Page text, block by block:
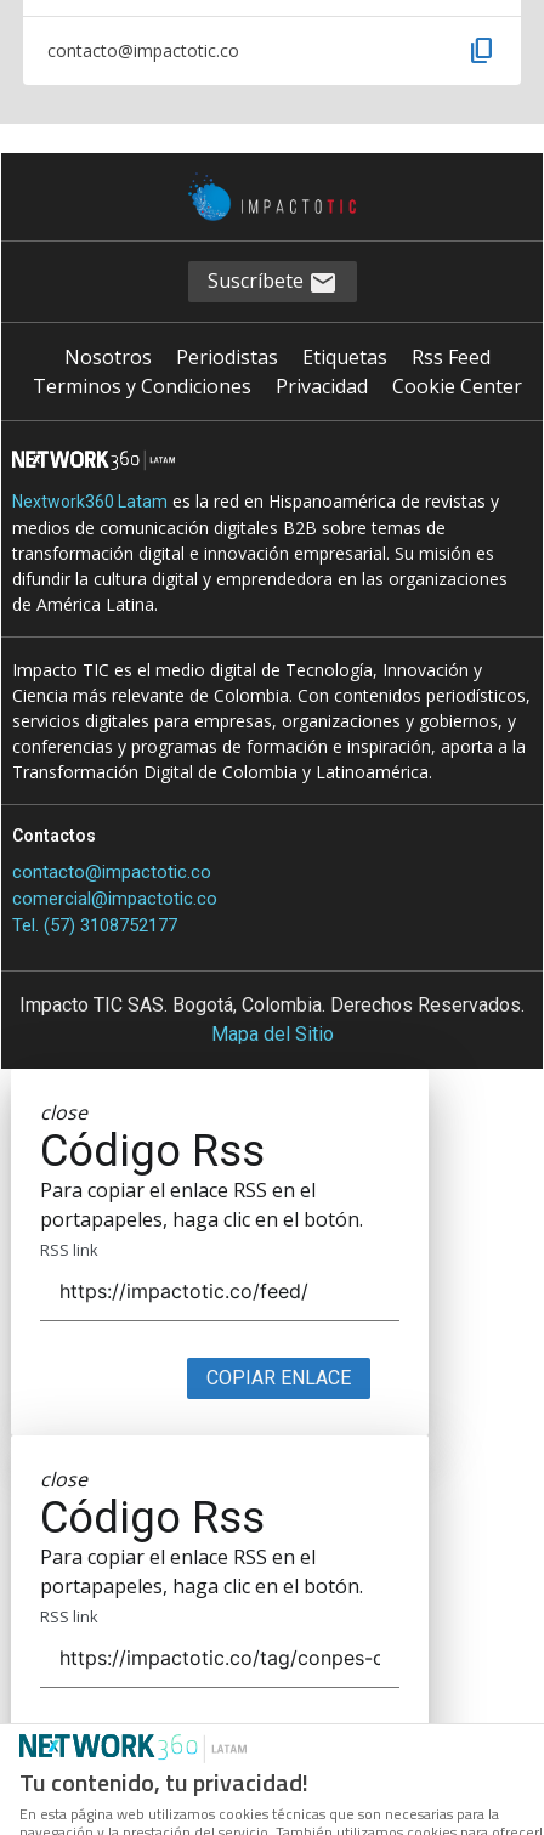
contacto@impactotic.co content_copy
Tu contenido, tu privacidad!
En esta página web utilizamos cookies técnicas que son necesarias para la
Suscríbete
Nosotros Periodistas Etiquetas
Rss Feed
Terminos y Condiciones
Privacidad Cookie Center
Nextwork360 Latam es la red en Hispanoamérica de revistas y
medios de comunicación digitales B2B sobre temas de
transformación digital e innovación empresarial. Su misión es
difundir la cultura digital y emprendedora en las organizaciones
de América Latina.
Impacto TIC es el medio digital de Tecnología, Innovación y
Ciencia más relevante de Colombia. Con contenidos periodísticos,
servicios digitales para empresas, organizaciones y gobiernos, y
conferencias y programas de formación e inspiración, aporta a la
Transformación Digital de Colombia y Latinoamérica.
Contactos
contacto@impactotic.co
comercial@impactotic.co
Tel. (57) 3108752177
Impacto TIC SAS. Bogotá, Colombia. Derechos Reservados.
Mapa del Sitio
close
Código Rss
Para copiar el enlace RSS en el
portapapeles, haga clic en el botón.
RSS link
COPIAR ENLACE
close
Código Rss
Para copiar el enlace RSS en el
portapapeles, haga clic en el botón.
RSS link
COPIAR ENLACE